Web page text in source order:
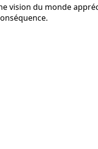
vision du monde